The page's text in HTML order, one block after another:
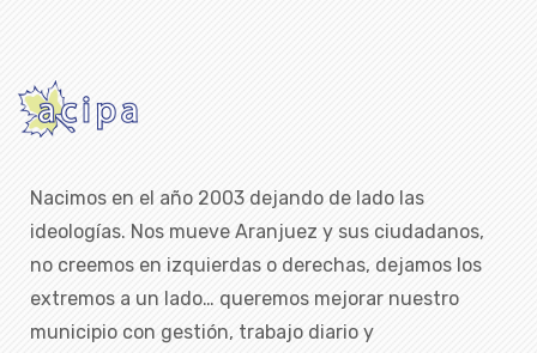
Nacimos en el año 2003 dejando de lado las
ideologías. Nos mueve Aranjuez y sus ciudadanos,
no creemos en izquierdas o derechas, dejamos los
extremos a un lado… queremos mejorar nuestro
municipio con gestión, trabajo diario y